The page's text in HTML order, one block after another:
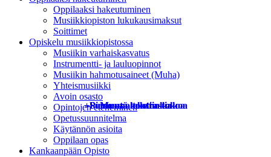
Muuta kontrastia
-Pienennä tekstin kokoa
+Suurenna tekstin kokoa
Oppilaaksi hakeutuminen
Musiikkiopiston lukukausimaksut
Soittimet
Opiskelu musiikkiopistossa
Musiikin varhaiskasvatus
Instrumentti- ja lauluopinnot
Musiikin hahmotusaineet (Muha)
Yhteismusiikki
Avoin osasto
Opintojen eteneminen
Opetussuunnitelma
Käytännön asioita
Oppilaan opas
Kankaanpään Opisto